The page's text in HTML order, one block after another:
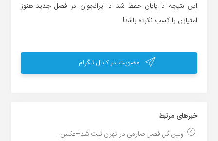
این نتیجه تا پایان حفظ شد تا ایرانجوان در فصل جدید هنوز
امتیازی را کسب نکرده باشد!
عضویت در کانال تلگرام
خبر‌های مرتبط
اولین گل فصل صارمی در تهران ثبت شد+عکس...